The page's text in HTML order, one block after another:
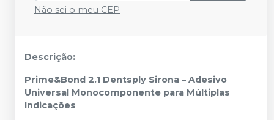
Não sei o meu CEP
Descrição:
Prime&Bond 2.1 Dentsply Sirona – Adesivo
Universal Monocomponente para Múltiplas
Indicações